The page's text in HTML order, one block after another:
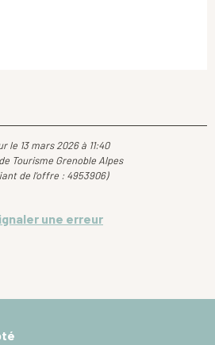
le 13 mars 2026 à 11:40
Tourisme Grenoble Alpes
de l'offre : 4953906)
une erreur